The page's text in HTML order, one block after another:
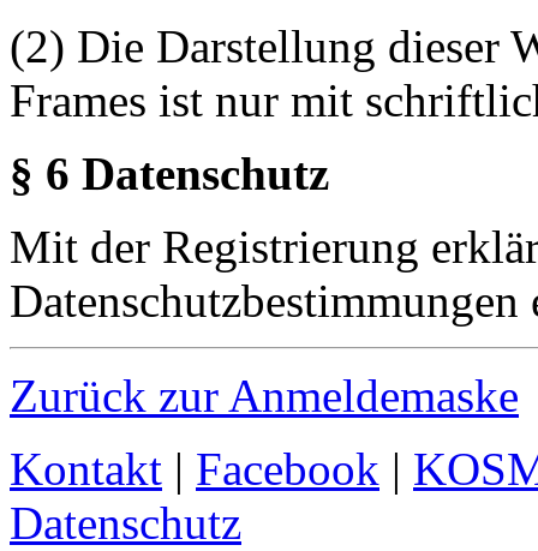
(2) Die Darstellung dieser
Frames ist nur mit
§ 6 Datenschutz
Mit der Registrierung
Datenschutzbestimmungen
Zurück zur Anmeldemaske
Kontakt | Facebook |
Datenschutz